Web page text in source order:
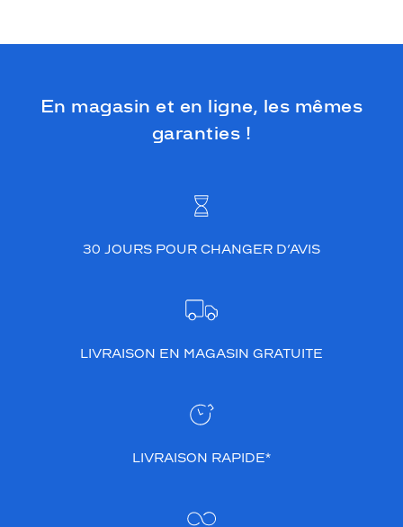
En magasin et en ligne, les mêmes
garanties !
30 JOURS POUR CHANGER D’AVIS
LIVRAISON EN MAGASIN GRATUITE
LIVRAISON RAPIDE*